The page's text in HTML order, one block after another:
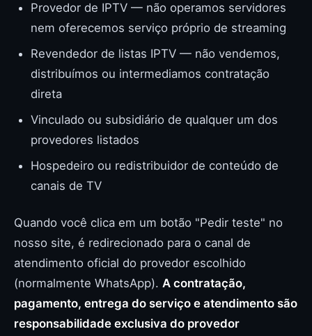
Provedor de IPTV — não operamos servidores
nem oferecemos serviço próprio de streaming
Revendedor de listas IPTV — não vendemos,
distribuímos ou intermediamos contratação
direta
Vinculado ou subsidiário de qualquer um dos
provedores listados
Hospedeiro ou redistribuidor de conteúdo de
canais de TV
Quando você clica em um botão "Pedir teste" no
nosso site, é redirecionado para o canal de
atendimento oficial do provedor escolhido
(normalmente WhatsApp). A contratação,
pagamento, entrega do serviço e atendimento são
responsabilidade exclusiva do provedor